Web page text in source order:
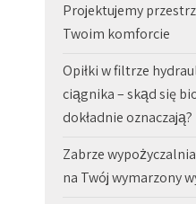
Projektujemy
Twoim komforcie
Opiłki w filtrze
ciągnika – skąd się
dokładnie oznaczają?
Zabrze
na Twój wymarzony